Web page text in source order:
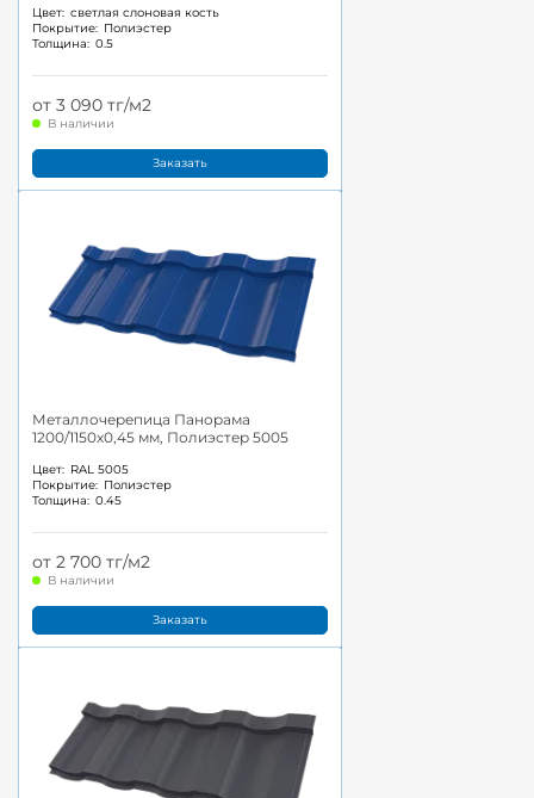
Цвет: светлая слоновая кость
Покрытие: Полиэстер
Толщина: 0.5
от 3 090 тг/м2
В наличии
Заказать
Металлочерепица Панорама
1200/1150x0,45 мм, Полиэстер 5005
Цвет: RAL 5005
Покрытие: Полиэстер
Толщина: 0.45
от 2 700 тг/м2
В наличии
Заказать